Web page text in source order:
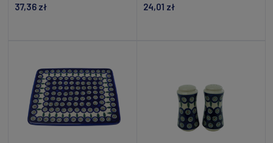
37,36 zł 24,01 zł